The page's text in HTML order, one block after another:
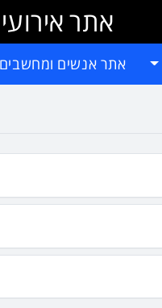
אתר
אתר אנשים ומחשבים